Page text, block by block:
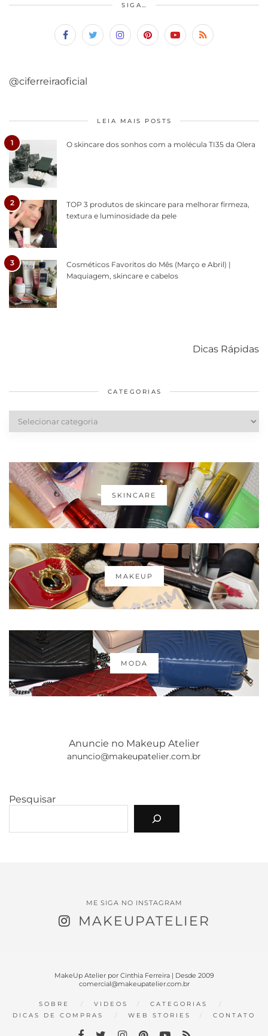
SIGA…
@ciferreiraoficial
LEIA MAIS POSTS
1 O skincare dos sonhos com a molécula TI35 da Olera
2
TOP 3 produtos de skincare para melhorar firmeza,
textura e luminosidade da pele
3
Cosméticos Favoritos do Mês (Março e Abril) |
Maquiagem, skincare e cabelos
Dicas Rápidas
diários
cabelos
CATEGORIAS
SKINCARE
MAKEUP
MODA
Anuncie no Makeup Atelier
anuncio@makeupatelier.com.br
Pesquisar
ME SIGA NO INSTAGRAM
MAKEUPATELIER
MakeUp Atelier por Cinthia Ferreira | Desde 2009
comercial@makeupatelier.com.br
SOBRE VIDEOS
CATEGORIAS
DICAS DE COMPRAS
WEB STORIES CONTATO